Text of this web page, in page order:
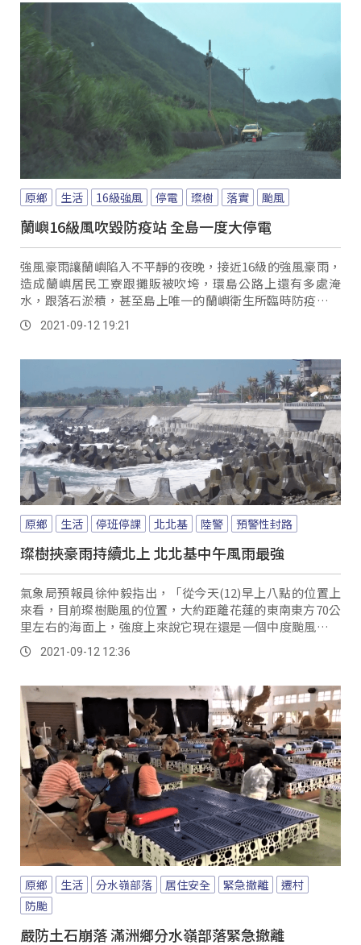
原鄉 生活 16級強風 停電 璨樹 落實 颱風
蘭嶼16級風吹毀防疫站 全島一度大停電
強風豪雨讓蘭嶼陷入不平靜的夜晚，接近16級的強風豪雨，
造成蘭嶼居民工寮跟攤販被吹垮，環島公路上還有多處淹
水，跟落石淤積，甚至島上唯一的蘭嶼衛生所臨時防疫站，
也被強風吹毀。
2021-09-12 19:21
原鄉 生活 停班停課 北北基 陸警 預警性封路
璨樹挾豪雨持續北上 北北基中午風雨最強
氣象局預報員徐仲毅指出，「從今天(12)早上八點的位置上
來看，目前璨樹颱風的位置，大約距離花蓮的東南東方70公
里左右的海面上，強度上來說它現在還是一個中度颱風，那
暴風半徑是兩百公里，所以氣象中暴風半徑...。
2021-09-12 12:36
原鄉 生活 分水嶺部落 居住安全 緊急撤離
遷村
防颱
嚴防土石崩落 滿洲鄉分水嶺部落緊急撤離